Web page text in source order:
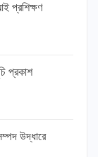
প্রশিক্ষণ
প্রকাশ
উদ্ধারে